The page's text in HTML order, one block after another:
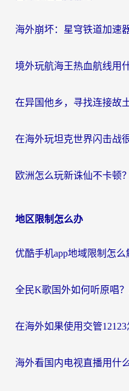
地区限制怎么办